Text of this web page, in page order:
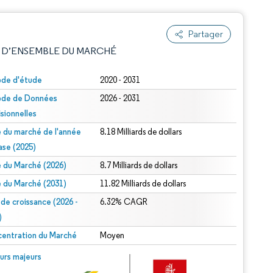
Partager
DU MARCHÉ
d'étude 2020 - 2031
de Données
2026 - 2031
du marché de l'année
(2025)
8.18 Milliards de dollars
du Marché (2026) 8.7 Milliards de dollars
du Marché (2031) 11.82 Milliards de dollars
croissance (2026 -
6.32% CAGR
du Marché Moyen
majeurs
© Mordor Intelligence. La réutilisation nécessite une attribution sous CC BY 4.0.
sous CC BY 4.0.